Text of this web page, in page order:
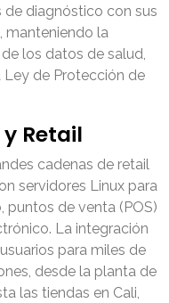
de diagnóstico con sus
manteniendo la
los datos de salud,
de Protección de
Retail
cadenas de retail
servidores Linux para
puntos de venta (POS)
La integración
para miles de
desde la planta de
las tiendas en Cali,